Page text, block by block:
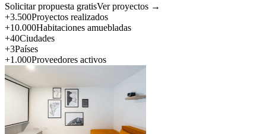
Solicitar propuesta gratisVer proyectos →
+3.500Proyectos realizados
+10.000Habitaciones amuebladas
+40Ciudades
+3Países
+1.000Proveedores activos